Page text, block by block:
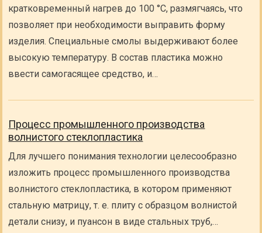
кратковременный нагрев до 100 °С, размягчаясь, что
позволяет при необходимости выправить форму
изделия. Специальные смолы выдерживают более
высокую температуру. В состав пластика можно
ввести самогасящее средство, и…
Процесс промышленного производства
волнистого стеклопластика
Для лучшего понимания технологии целесообразно
изложить процесс промышленного производства
волнистого стеклопластика, в котором применяют
стальную матрицу, т. е. плиту с образцом волнистой
детали снизу, и пуансон в виде стальных труб,…